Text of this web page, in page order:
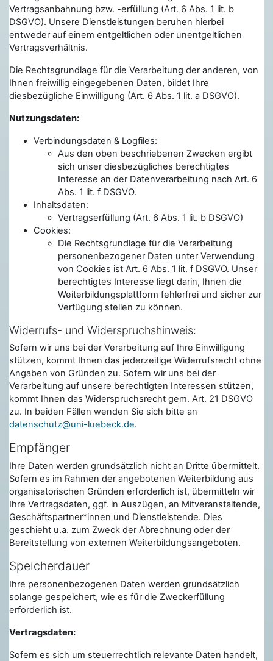
Vertragsanbahnung bzw. -erfüllung (Art. 6 Abs. 1 lit. b
DSGVO). Unsere Dienstleistungen beruhen hierbei
entweder auf einem entgeltlichen oder unentgeltlichen
Vertragsverhältnis.
Die Rechtsgrundlage für die Verarbeitung der anderen, von
Ihnen freiwillig eingegebenen Daten, bildet Ihre
diesbezügliche Einwilligung (Art. 6 Abs. 1 lit. a DSGVO).
Nutzungsdaten:
Verbindungsdaten & Logfiles:
Aus den oben beschriebenen Zwecken ergibt
sich unser diesbezügliches berechtigtes
Interesse an der Datenverarbeitung nach Art. 6
Abs. 1 lit. f DSGVO.
Inhaltsdaten:
Vertragserfüllung (Art. 6 Abs. 1 lit. b DSGVO)
Cookies:
Die Rechtsgrundlage für die Verarbeitung
personenbezogener Daten unter Verwendung
von Cookies ist Art. 6 Abs. 1 lit. f DSGVO. Unser
berechtigtes Interesse liegt darin, Ihnen die
Weiterbildungsplattform fehlerfrei und sicher zur
Verfügung stellen zu können.
Widerrufs- und Widerspruchshinweis:
Sofern wir uns bei der Verarbeitung auf Ihre Einwilligung
stützen, kommt Ihnen das jederzeitige Widerrufsrecht ohne
Angaben von Gründen zu. Sofern wir uns bei der
Verarbeitung auf unsere berechtigten Interessen stützen,
kommt Ihnen das Widerspruchsrecht gem. Art. 21 DSGVO
zu. In beiden Fällen wenden Sie sich bitte an
datenschutz@uni-luebeck.de.
Empfänger
Ihre Daten werden grundsätzlich nicht an Dritte übermittelt.
Sofern es im Rahmen der angebotenen Weiterbildung aus
organisatorischen Gründen erforderlich ist, übermitteln wir
Ihre Vertragsdaten, ggf. in Auszügen, an Mitveranstaltende,
Geschäftspartner*innen und Dienstleistende. Dies
geschieht u.a. zum Zweck der Abrechnung oder der
Bereitstellung von externen Weiterbildungsangeboten.
Speicherdauer
Ihre personenbezogenen Daten werden grundsätzlich
solange gespeichert, wie es für die Zweckerfüllung
erforderlich ist.
Vertragsdaten:
Sofern es sich um steuerrechtlich relevante Daten handelt,